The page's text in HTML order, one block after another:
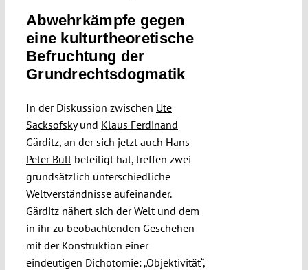
Submissions
Projects
Abwehrkämpfe gegen
eine kulturtheoretische
Befruchtung der
Grundrechtsdogmatik
In der Diskussion zwischen Ute
Sacksofskyund Klaus Ferdinand
Gärditz, an der sich jetzt auch Hans
Peter Bull beteiligt hat, treffen zwei
grundsätzlich unterschiedliche
Weltverständnisse aufeinander.
Gärditz nähert sich der Welt und dem
in ihr zu beobachtenden Geschehen
mit der Konstruktion einer
eindeutigen Dichotomie: „Objektivität“,